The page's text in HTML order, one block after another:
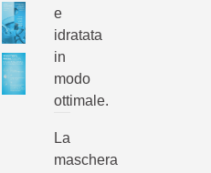
e
idratata
in
modo
ottimale.
La
maschera